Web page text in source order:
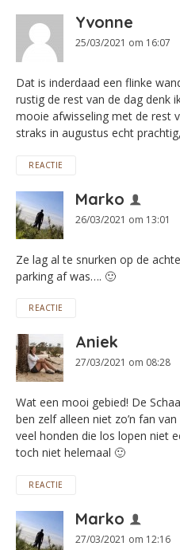
Yvonne
25/03/2021 om 16:07
Dat is inderdaad een flinke
rustig de rest van de dag denk
mooie afwisseling met de rest
straks in augustus echt
REACTIE
Marko
26/03/2021 om 13:01
Ze lag al te snurken op de
parking af was…. 🙂
REACTIE
Aniek
27/03/2021 om 08:28
Wat een mooi gebied! De
ben zelf alleen niet zo’n fan
veel honden die los lopen niet
toch niet helemaal 🙂
REACTIE
Marko
27/03/2021 om 12:16